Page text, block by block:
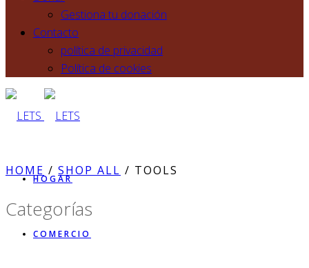
Gestiona tu donación
Contacto
política de privacidad
Política de cookies
HOGAR
COMERCIO
HOME / SHOP ALL / TOOLS
Categorías